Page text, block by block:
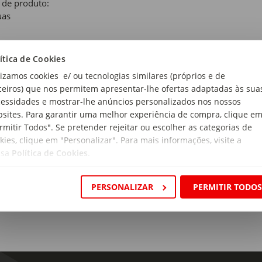
de Cookies
cookies e/ ou tecnologias similares (próprios e de
que nos permitem apresentar-lhe ofertas adaptadas às
e mostrar-lhe anúncios personalizados nos nossos
Para garantir uma melhor experiência de compra, clique em
Todos". Se pretender rejeitar ou escolher as categorias de
clique em "Personalizar". Para mais informações, visite a
Política de Cookies
PERSONALIZAR PERMITIR TODOS
produto:
Madeira de Mangueira e 5% Esmalte Vítreo
35cm